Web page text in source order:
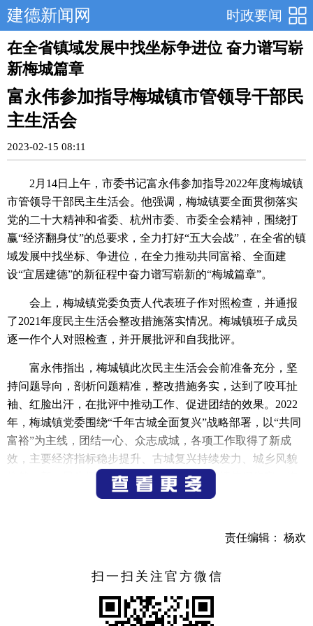
时政要闻
建德新闻网
在全省镇域发展中找坐标争进位 奋力谱写崭
新梅城篇章
富永伟参加指导梅城镇市管领导干部民
主生活会
2023-02-15 08:11
2月14日上午，市委书记富永伟参加指导2022年度梅城镇
市管领导干部民主生活会。他强调，梅城镇要全面贯彻落实
党的二十大精神和省委、杭州市委、市委全会精神，围绕打
赢“经济翻身仗”的总要求，全力打好“五大会战”，在全省的镇
域发展中找坐标、争进位，在全力推动共同富裕、全面建
设“宜居建德”的新征程中奋力谱写崭新的“梅城篇章”。
会上，梅城镇党委负责人代表班子作对照检查，并通报
了2021年度民主生活会整改措施落实情况。梅城镇班子成员
逐一作个人对照检查，并开展批评和自我批评。
富永伟指出，梅城镇此次民主生活会会前准备充分，坚
持问题导向，剖析问题精准，整改措施务实，达到了咬耳扯
袖、红脸出汗，在批评中推动工作、促进团结的效果。2022
年，梅城镇党委围绕“千年古城全面复兴”战略部署，以“共同
富裕”为主线，团结一心、众志成城，各项工作取得了新成
效，主要经济指标稳步提升、古城复兴持续发力、城乡风貌
焕然一新、民生福祉不断增进，所取得的成绩值得肯定。梅
城镇党委班子要把民主生活会查摆出的问题整改融入到具体
护”，以高度的政治自觉贯彻落实党的二十大精神，确保政治
上更加坚定、理论上更加清醒、行动上更加自觉，永葆对党
忠诚之心。要扛起更大担当，展现更大作为，奋力书写梅城
责任编辑： 杨欢
扫一扫关注官方微信